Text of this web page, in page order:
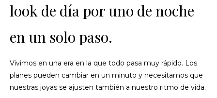
look de día por uno de noche
en un solo paso.
Vivimos en una era en la que todo pasa muy rápido. Los
planes pueden cambiar en un minuto y necesitamos que
nuestras joyas se ajusten también a nuestro ritmo de vida.